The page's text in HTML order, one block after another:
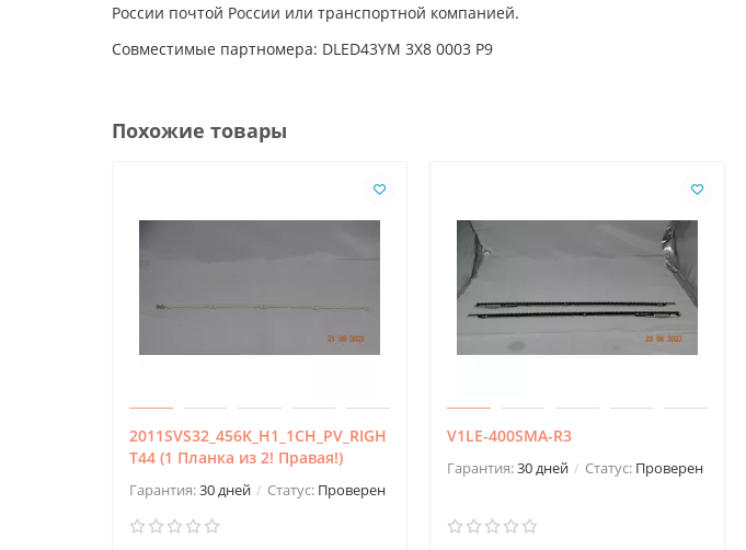
России почтой России или транспортной компанией.
Совместимые партномера: DLED43YM 3X8 0003 P9
Похожие товары
2011SVS32_456K_H1_1CH_PV_RIGH
T44 (1 Планка из 2! Правая!)
Гарантия:30 дней Статус: Проверен
V1LE-400SMA-R3
Гарантия:30 дней Статус: Проверен